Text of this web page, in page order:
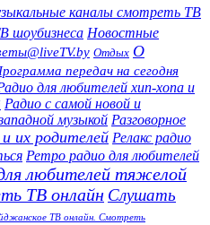
каналы смотреть ТВ
шоубизнеса Новостные
Отдых О
передач на сегодня
для любителей хип-хопа и
Радио с самой новой и
музыкой Разговорное
их родителей Релакс радио
Ретро радио для любителей
любителей тяжелой
ТВ онлайн Слушать
ТВ онлайн. Смотреть